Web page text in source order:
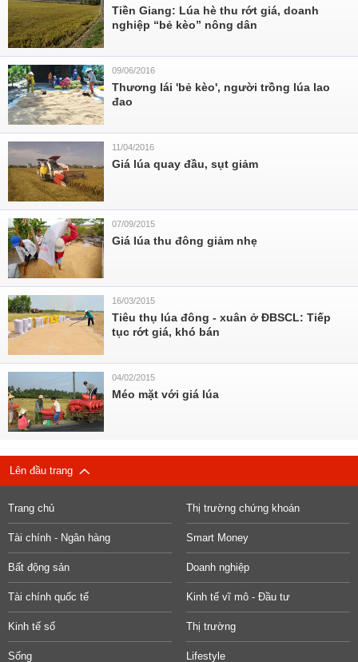
Tiền Giang: Lúa hè thu rớt giá, doanh
nghiệp “bẻ kèo” nông dân
09/06/2016
Thương lái 'bẻ kèo', người trồng lúa lao
đao
11/04/2016
Giá lúa quay đầu, sụt giảm
07/09/2015
Giá lúa thu đông giảm nhẹ
16/03/2015
Tiêu thụ lúa đông - xuân ở ĐBSCL: Tiếp
tục rớt giá, khó bán
04/02/2015
Méo mặt với giá lúa
Lên đầu trang
Trang chủ Thị trường chứng khoán
Tài chính - Ngân hàng Smart Money
Bất động sản Doanh nghiệp
Tài chính quốc tế Kinh tế vĩ mô - Đầu tư
Kinh tế số Thị trường
Sống Lifestyle